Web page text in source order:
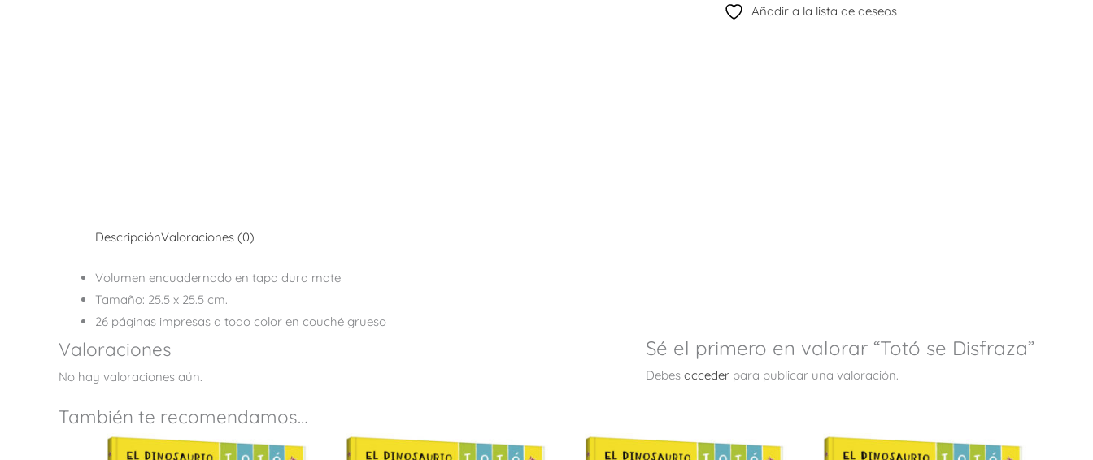
Añadir a la lista de deseos
DescripciónValoraciones (0)
Volumen encuadernado en tapa dura mate
Tamaño: 25.5 x 25.5 cm.
26 páginas impresas a todo color en couché grueso
Valoraciones
No hay valoraciones aún.
Sé el primero en valorar “Totó se Disfraza”
Debes acceder para publicar una valoración.
También te recomendamos…